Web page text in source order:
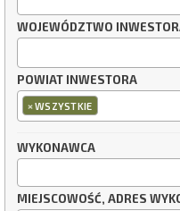
WOJEWÓDZTWO
POWIAT INWESTORA
×WSZYSTKIE
WYKONAWCA
MIEJSCOWOŚĆ, ADRES